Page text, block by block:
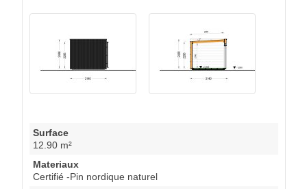
Surface
12.90 m²
Materiaux
Certifié -Pin nordique naturel